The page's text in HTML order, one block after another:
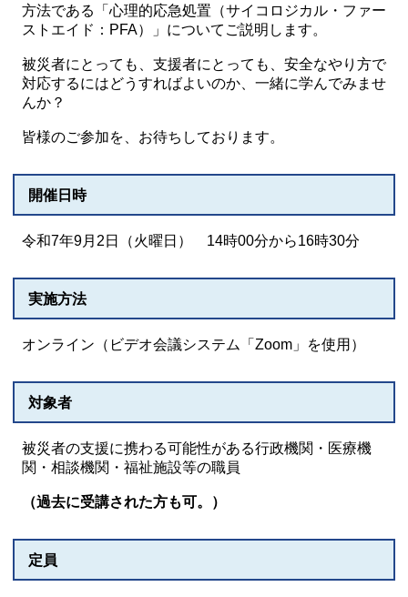
方法である「心理的応急処置（サイコロジカル・ファー
ストエイド：PFA）」についてご説明します。
被災者にとっても、支援者にとっても、安全なやり方で
対応するにはどうすればよいのか、一緒に学んでみませ
んか？
皆様のご参加を、お待ちしております。
開催日時
令和7年9月2日（火曜日） 14時00分から16時30分
実施方法
オンライン（ビデオ会議システム「Zoom」を使用）
対象者
被災者の支援に携わる可能性がある行政機関・医療機
関・相談機関・福祉施設等の職員
（過去に受講された方も可。）
定員